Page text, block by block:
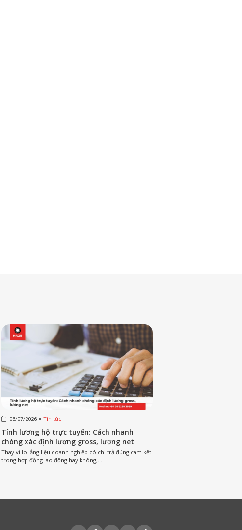
03/07/2026 Tin tức
Tính lương hộ trực tuyến: Cách nhanh
chóng xác định lương gross, lương net
Thay vì lo lắng liệu doanh nghiệp có chi trả đúng cam kết
trong hợp đồng lao động hay không,...